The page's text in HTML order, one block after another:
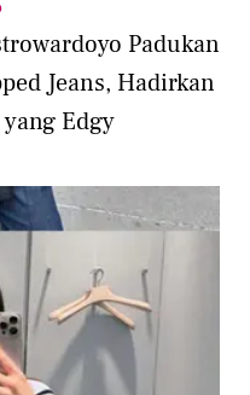
Padukan
Jeans, Hadirkan
Edgy